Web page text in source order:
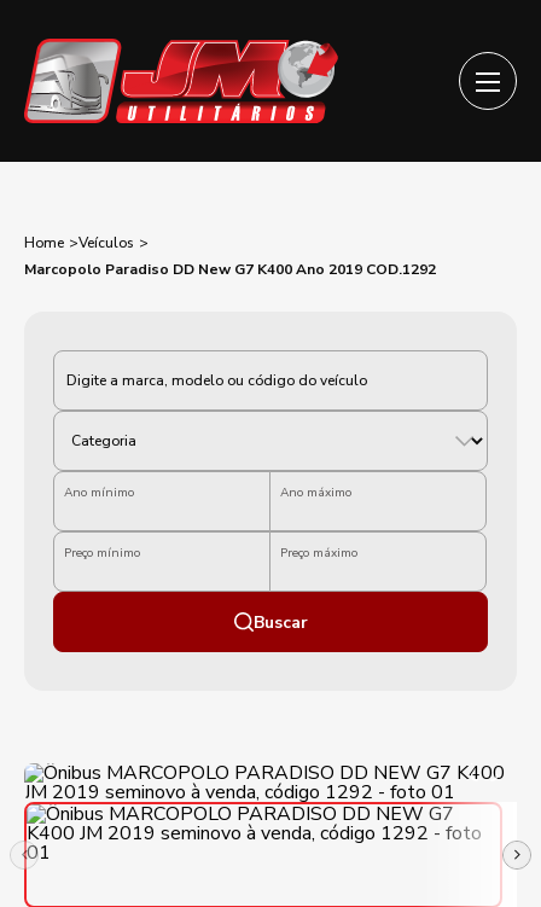
Home
Veículos
Marcopolo Paradiso DD New G7 K400 Ano 2019 COD.1292
Categoria
Ano mínimo Ano máximo
Preço mínimo Preço máximo
Buscar